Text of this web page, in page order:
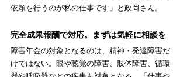
依頼を行うのが私の仕事です」と政岡さん。
完全成果報酬で対応。まずは気軽に相談を
障害年金の対象となるのは、精神・発達障害だ
けではない。眼や聴覚の障害、肢体障害、循環